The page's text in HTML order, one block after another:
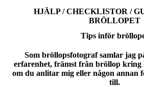
HJÄLP / CHECKLISTOR /
BRÖLLOPET
Tips inför
Som bröllopsfotograf samlar jag
erfarenhet, främst från bröllop kring
om du anlitar mig eller någon annan
till.